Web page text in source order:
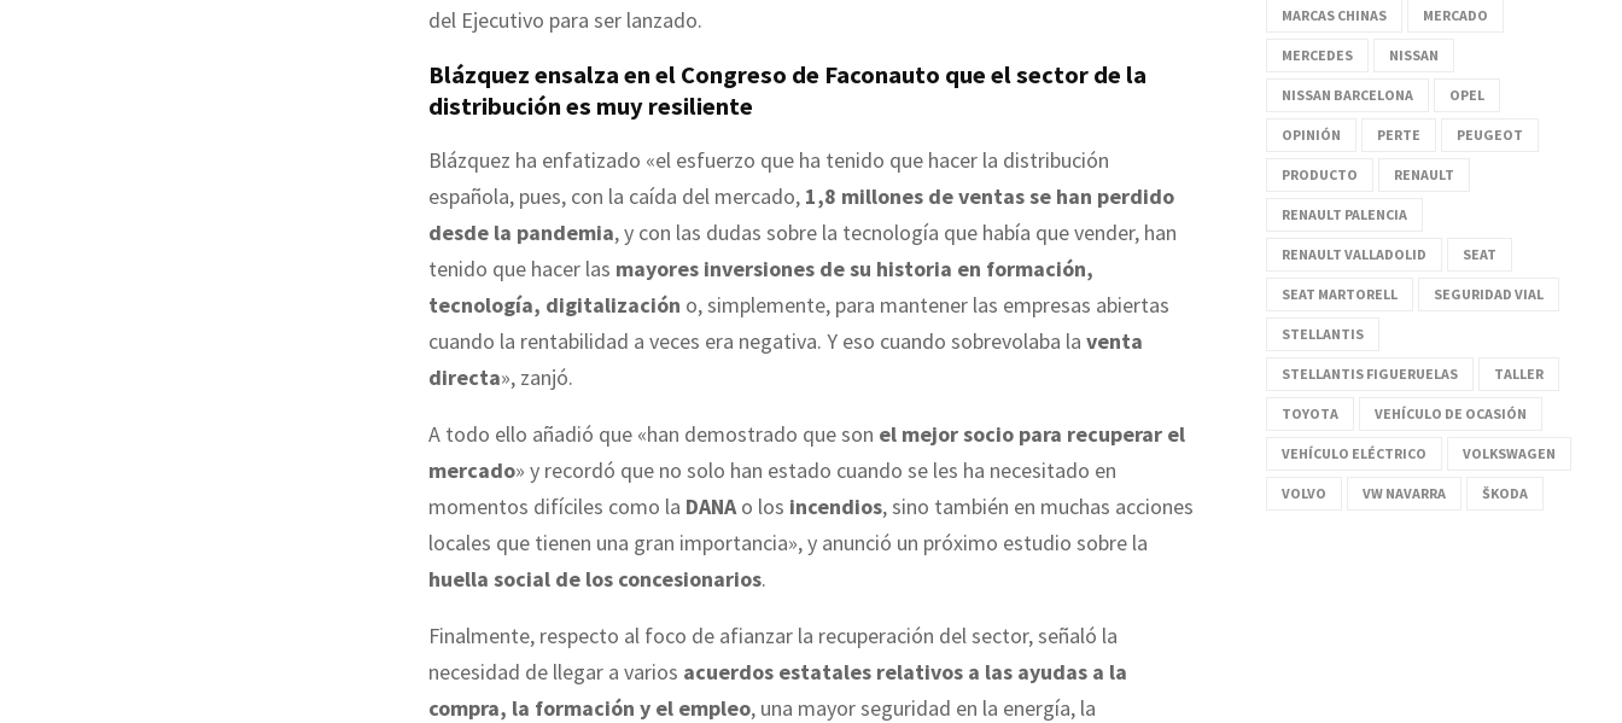
del Ejecutivo para ser lanzado.
Blázquez ensalza en el Congreso de Faconauto que el sector de la
distribución es muy resiliente
Blázquez ha enfatizado «el esfuerzo que ha tenido que hacer la distribución
española, pues, con la caída del mercado, 1,8 millones de ventas se han perdido
desde la pandemia, y con las dudas sobre la tecnología que había que vender, han
tenido que hacer las mayores inversiones de su historia en formación,
tecnología, digitalización o, simplemente, para mantener las empresas abiertas
cuando la rentabilidad a veces era negativa. Y eso cuando sobrevolaba la venta
directa», zanjó.
A todo ello añadió que «han demostrado que son el mejor socio para recuperar el
mercado» y recordó que no solo han estado cuando se les ha necesitado en
momentos difíciles como la DANAo los incendios, sino también en muchas acciones
locales que tienen una gran importancia», y anunció un próximo estudio sobre la
huella social de los concesionarios.
Finalmente, respecto al foco de afianzar la recuperación del sector, señaló la
necesidad de llegar a varios acuerdos estatales relativos a las ayudas a la
compra, la formación y el empleo, una mayor seguridad en la energía, la
MARCAS CHINAS MERCADO
MERCEDES NISSAN
NISSAN BARCELONA OPEL
OPINIÓN PERTE PEUGEOT
PRODUCTO RENAULT
RENAULT PALENCIA
RENAULT VALLADOLID SEAT
SEAT MARTORELL SEGURIDAD VIAL
STELLANTIS
STELLANTIS FIGUERUELAS TALLER
TOYOTA VEHÍCULO DE OCASIÓN
VEHÍCULO ELÉCTRICO VOLKSWAGEN
VOLVO VW NAVARRA ŠKODA